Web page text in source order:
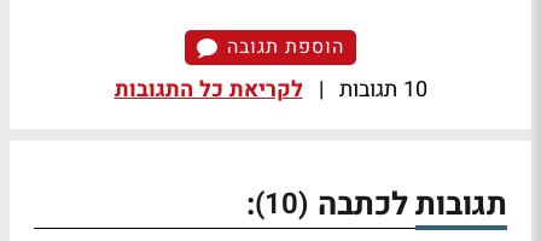
הוספת תגובה
10 תגובות | לקריאת כל התגובות
תגובות לכתבה (10)
: